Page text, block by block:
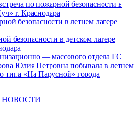
по пожарной безопасности в
г. Краснодара
безопасности в летнем лагере
безопасности в детском лагере
— массового отдела ГО
Юлия Петровна побывала в летнем
типа «На Парусной» города
НОВОСТИ